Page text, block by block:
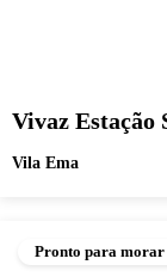
Vivaz Estação
Vila Ema
Pronto para morar